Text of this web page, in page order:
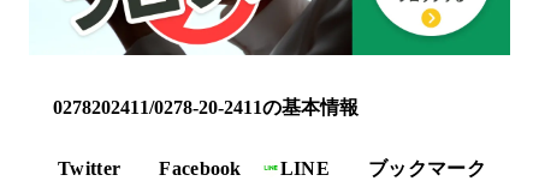
0278202411/0278-20-2411の基本情報
Twitter Facebook LINE
ブックマーク